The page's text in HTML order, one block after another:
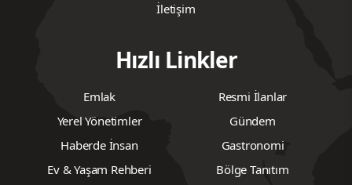
İletişim
Hızlı Linkler
Emlak
Resmi İlanlar
Yerel Yönetimler
Gündem
Haberde İnsan
Gastronomi
Ev & Yaşam Rehberi
Bölge Tanıtım